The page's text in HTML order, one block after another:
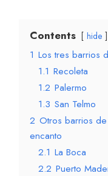
Contents hide
1 Los tres barrios
1.1 Recoleta
1.2 Palermo
1.3 San Telmo
2 Otros barrios
encanto
2.1 La Boca
2.2 Puerto